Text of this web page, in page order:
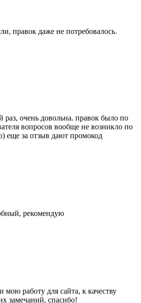
правок даже не потребовалось.
раз, очень довольна. правок было по
вопросов вообще не возникло по
еще за отзыв дают промокод
рекомендую
работу для сайта, к качеству
замечаний, спасибо!